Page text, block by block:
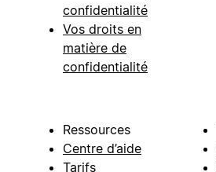
confidentialité
Vos droits en
matière de
confidentialité
Ressources
Centre d’aide
Tarifs